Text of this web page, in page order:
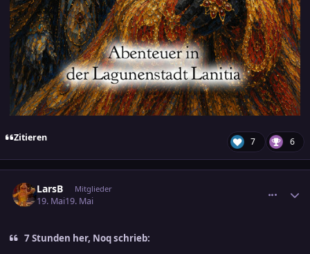
Zitieren 7 6
LarsB Mitglieder
19. Mai19. Mai
7 Stunden her, Noq schrieb: